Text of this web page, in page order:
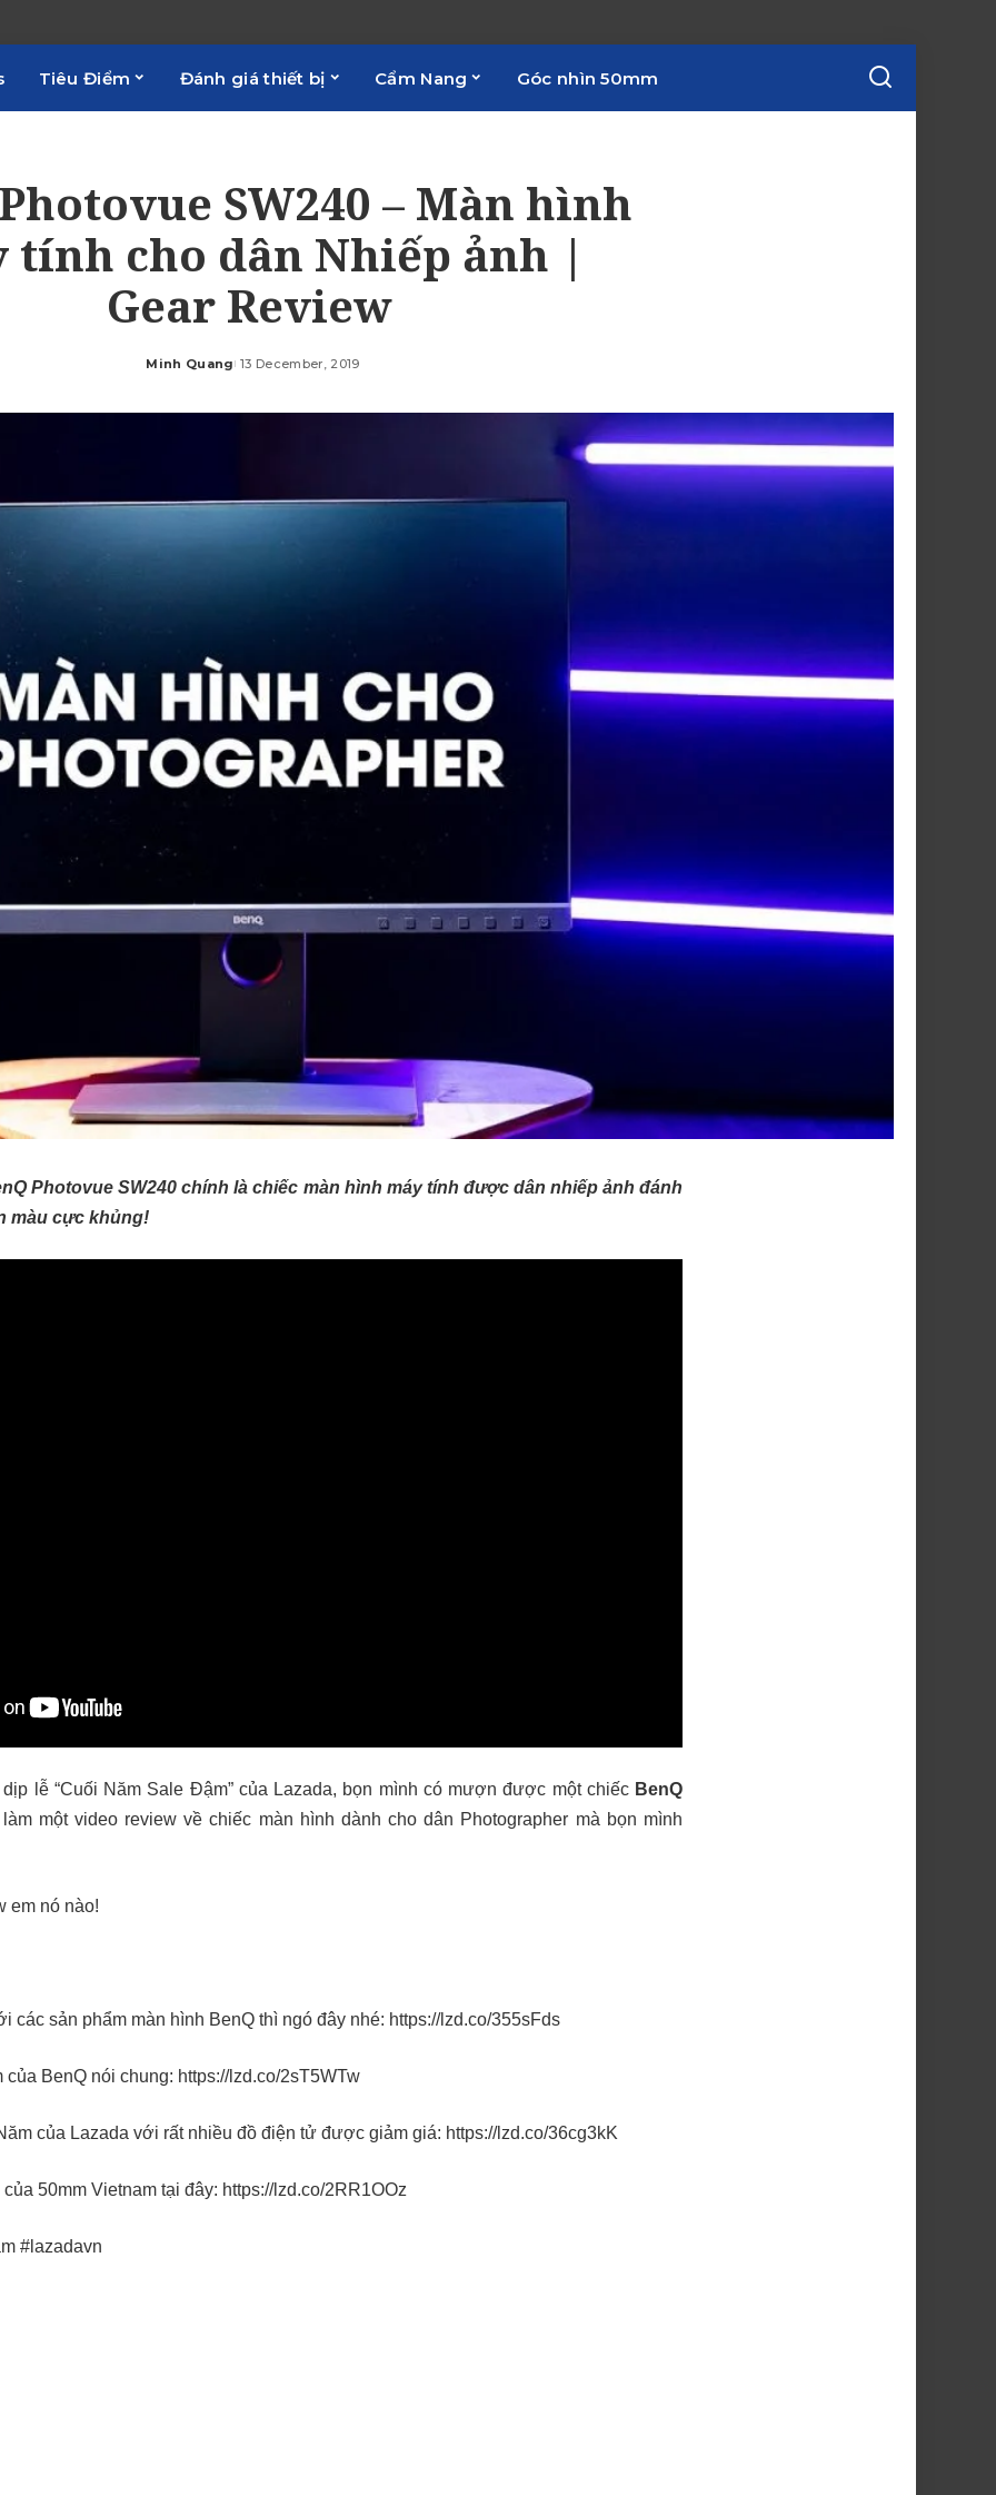
Tiêu Điểm Đánh giá thiết bị Cẩm Nang Góc nhìn 50mm
SW240 – Màn hình
tính cho dân Nhiếp ảnh |
Gear Review
Posted
Minh Quang 13 December, 2019
Photovue SW240 chính là chiếc màn hình máy tính được dân nhiếp ảnh đánh
màu cực khủng!
lễ “Cuối Năm Sale Đậm” của Lazada, bọn mình có mượn được một chiếc BenQ
một video review về chiếc màn hình dành cho dân Photographer mà bọn mình
em nó nào!
các sản phẩm màn hình BenQ thì ngó đây nhé: https://lzd.co/355sFds
BenQ nói chung: https://lzd.co/2sT5WTw
của Lazada với rất nhiều đồ điện tử được giảm giá: https://lzd.co/36cg3kK
50mm Vietnam tại đây: https://lzd.co/2RR1OOz
#lazadavn